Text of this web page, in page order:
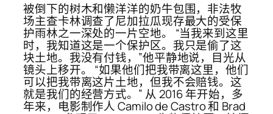
被倒下的树木和懒洋洋的奶牛包围，非法牧
场主查卡林调查了尼加拉瓜现存最大的受保
护雨林之一深处的一片空地。 “当我来到这里
时，我知道这是一个保护区。我只是偷了这
块土地。我没有付钱，”他平静地说，目光从
镜头上移开。 “如果他们把我带离这里，他们
可以把我带离这片土地，但我不会赔钱。这
就是我们的经营方式。” 从 2016 年开始，多
年来，电影制作人 Camilo de Castro 和 Brad